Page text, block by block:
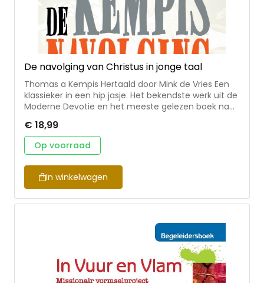
De navolging van Christus in jonge taal
Thomas a Kempis Hertaald door Mink de Vries Een
klassieker in een hip jasje. Het bekendste werk uit de
Moderne Devotie en het meeste gelezen boek na
leesbaar voor jong en oud. Vol praktische spreuken
om je leven richting te geven. Mink de Vries is
docent godsdienst en jongerenwerker in Zwolle.
€ 18,99
Op voorraad
In winkelwagen